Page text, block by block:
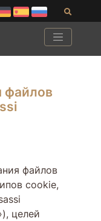
файлов
файлов
cookie,
целей